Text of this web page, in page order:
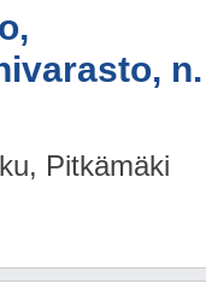
n.
Pitkämäki